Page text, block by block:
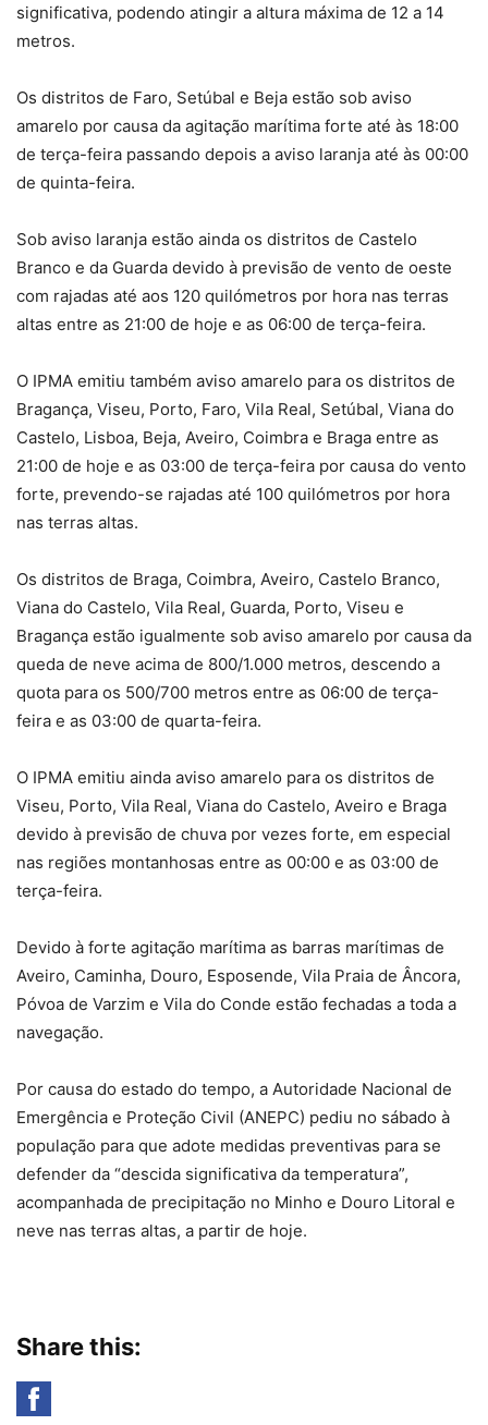
significativa, podendo atingir a altura máxima de 12 a 14
metros.
Os distritos de Faro, Setúbal e Beja estão sob aviso
amarelo por causa da agitação marítima forte até às 18:00
de terça-feira passando depois a aviso laranja até às 00:00
de quinta-feira.
Sob aviso laranja estão ainda os distritos de Castelo
Branco e da Guarda devido à previsão de vento de oeste
com rajadas até aos 120 quilómetros por hora nas terras
altas entre as 21:00 de hoje e as 06:00 de terça-feira.
O IPMA emitiu também aviso amarelo para os distritos de
Bragança, Viseu, Porto, Faro, Vila Real, Setúbal, Viana do
Castelo, Lisboa, Beja, Aveiro, Coimbra e Braga entre as
21:00 de hoje e as 03:00 de terça-feira por causa do vento
forte, prevendo-se rajadas até 100 quilómetros por hora
nas terras altas.
Os distritos de Braga, Coimbra, Aveiro, Castelo Branco,
Viana do Castelo, Vila Real, Guarda, Porto, Viseu e
Bragança estão igualmente sob aviso amarelo por causa da
queda de neve acima de 800/1.000 metros, descendo a
quota para os 500/700 metros entre as 06:00 de terça-
feira e as 03:00 de quarta-feira.
O IPMA emitiu ainda aviso amarelo para os distritos de
Viseu, Porto, Vila Real, Viana do Castelo, Aveiro e Braga
devido à previsão de chuva por vezes forte, em especial
nas regiões montanhosas entre as 00:00 e as 03:00 de
terça-feira.
Devido à forte agitação marítima as barras marítimas de
Aveiro, Caminha, Douro, Esposende, Vila Praia de Âncora,
Póvoa de Varzim e Vila do Conde estão fechadas a toda a
navegação.
Por causa do estado do tempo, a Autoridade Nacional de
Emergência e Proteção Civil (ANEPC) pediu no sábado à
população para que adote medidas preventivas para se
defender da “descida significativa da temperatura”,
acompanhada de precipitação no Minho e Douro Litoral e
neve nas terras altas, a partir de hoje.
Share this: